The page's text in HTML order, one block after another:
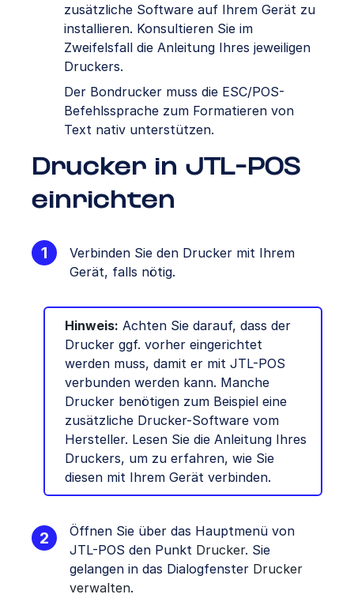
zusätzliche Software auf Ihrem Gerät zu
installieren. Konsultieren Sie im
Zweifelsfall die Anleitung Ihres jeweiligen
Druckers.
Der Bondrucker muss die ESC/POS-
Befehlssprache zum Formatieren von
Text nativ unterstützen.
Drucker in JTL-POS
einrichten
Verbinden Sie den Drucker mit Ihrem
Gerät, falls nötig.
Hinweis: Achten Sie darauf, dass der
Drucker ggf. vorher eingerichtet
werden muss, damit er mit JTL-POS
verbunden werden kann. Manche
Drucker benötigen zum Beispiel eine
zusätzliche Drucker-Software vom
Hersteller. Lesen Sie die Anleitung Ihres
Druckers, um zu erfahren, wie Sie
diesen mit Ihrem Gerät verbinden.
Öffnen Sie über das Hauptmenü von
JTL-POS den Punkt Drucker. Sie
gelangen in das Dialogfenster Drucker
verwalten.